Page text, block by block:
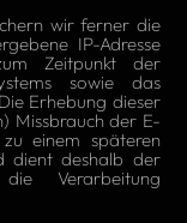
wir ferner die
IP-Adresse
Zeitpunkt der
sowie das
Erhebung dieser
Missbrauch der E-
einem späteren
dient deshalb der
Verarbeitung